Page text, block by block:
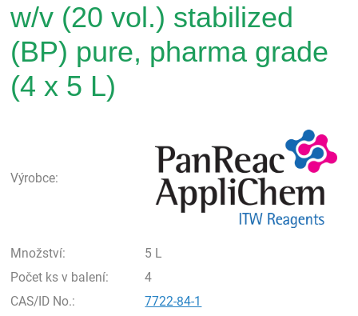
w/v (20 vol.) stabilized
(BP) pure, pharma grade
(4 x 5 L)
Výrobce:
Množství:
5 L
Počet ks v balení:
4
CAS/ID No.:
7722-84-1